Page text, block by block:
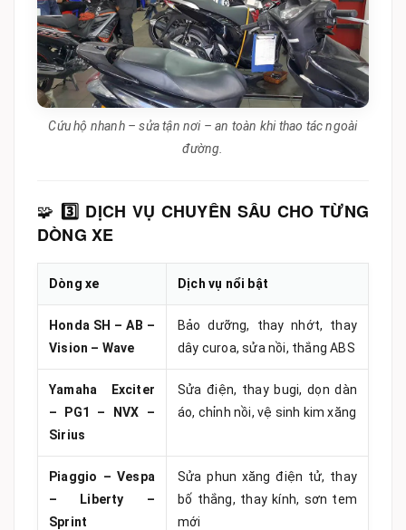
Cứu hộ nhanh – sửa tận nơi – an toàn khi thao tác ngoài
đường.
🧩 3️⃣ DỊCH VỤ CHUYÊN SÂU CHO TỪNG
DÒNG XE
Dòng xe Dịch vụ nổi bật
Honda SH – AB –
Vision – Wave
Bảo dưỡng, thay nhớt, thay
dây curoa, sửa nồi, thắng ABS
Yamaha Exciter
– PG1 – NVX –
Sirius
Sửa điện, thay bugi, dọn dàn
áo, chỉnh nồi, vệ sinh kim xăng
Piaggio – Vespa
– Liberty –
Sprint
Sửa phun xăng điện tử, thay
bố thắng, thay kính, sơn tem
mới